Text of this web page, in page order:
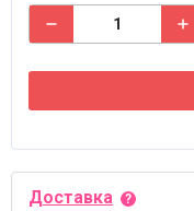
Доставка